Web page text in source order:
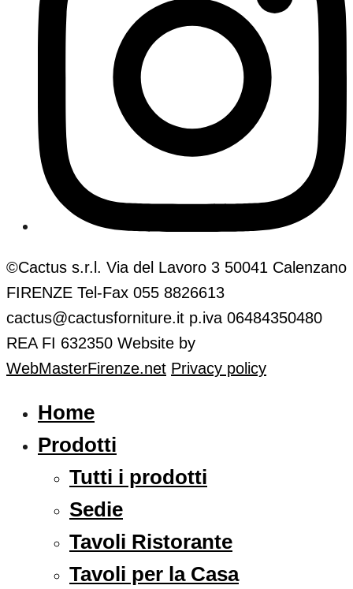
©Cactus s.r.l. Via del Lavoro 3 50041 Calenzano
FIRENZE Tel-Fax 055 8826613
cactus@cactusforniture.it p.iva 06484350480
REA FI 632350 Website by
WebMasterFirenze.net Privacy policy
Home
Prodotti
Tutti i prodotti
Sedie
Tavoli Ristorante
Tavoli per la Casa